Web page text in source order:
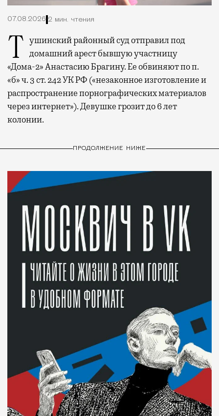
07.08.2026 2 мин. чтения
Тушинский районный суд отправил под домашний арест бывшую участницу
«Дома-2» Анастасию Брагину. Ее обвиняют по п.
«б» ч. 3 ст. 242 УК РФ («незаконное изготовление и
распространение порнографических материалов
через интернет»). Девушке грозит до 6 лет
колонии.
ПРОДОЛЖЕНИЕ НИЖЕ